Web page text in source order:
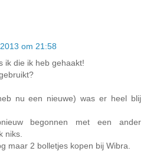
om 21:58
ik die ik heb gehaakt!
nu een nieuwe) was er heel blij
begonnen met een ander
niks.
maar 2 bolletjes kopen bij Wibra.